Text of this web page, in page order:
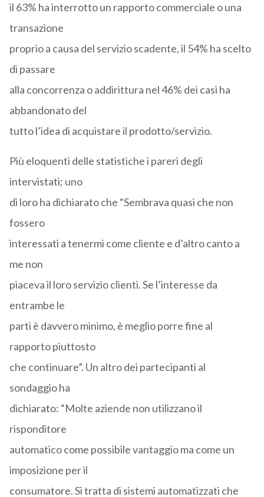
il 63% ha interrotto un rapporto commerciale o una
transazione
proprio a causa del servizio scadente, il 54% ha scelto
di passare
alla concorrenza o addirittura nel 46% dei casi ha
abbandonato del
tutto l’idea di acquistare il prodotto/servizio.
Più eloquenti delle statistiche i pareri degli
intervistati; uno
di loro ha dichiarato che “Sembrava quasi che non
fossero
interessati a tenermi come cliente e d’altro canto a
me non
piaceva il loro servizio clienti. Se l’interesse da
entrambe le
parti è davvero minimo, è meglio porre fine al
rapporto piuttosto
che continuare”. Un altro dei partecipanti al
sondaggio ha
dichiarato: “Molte aziende non utilizzano il
risponditore
automatico come possibile vantaggio ma come un
imposizione per il
consumatore. Si tratta di sistemi automatizzati che